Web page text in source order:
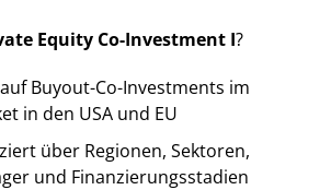
Equity Co-Investment I?
Buyout-Co-Investments im
in den USA und EU
über Regionen, Sektoren,
und Finanzierungsstadien